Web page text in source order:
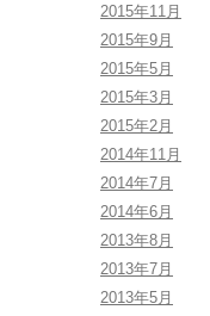
2015年11月
2015年9月
2015年5月
2015年3月
2015年2月
2014年11月
2014年7月
2014年6月
2013年8月
2013年7月
2013年5月